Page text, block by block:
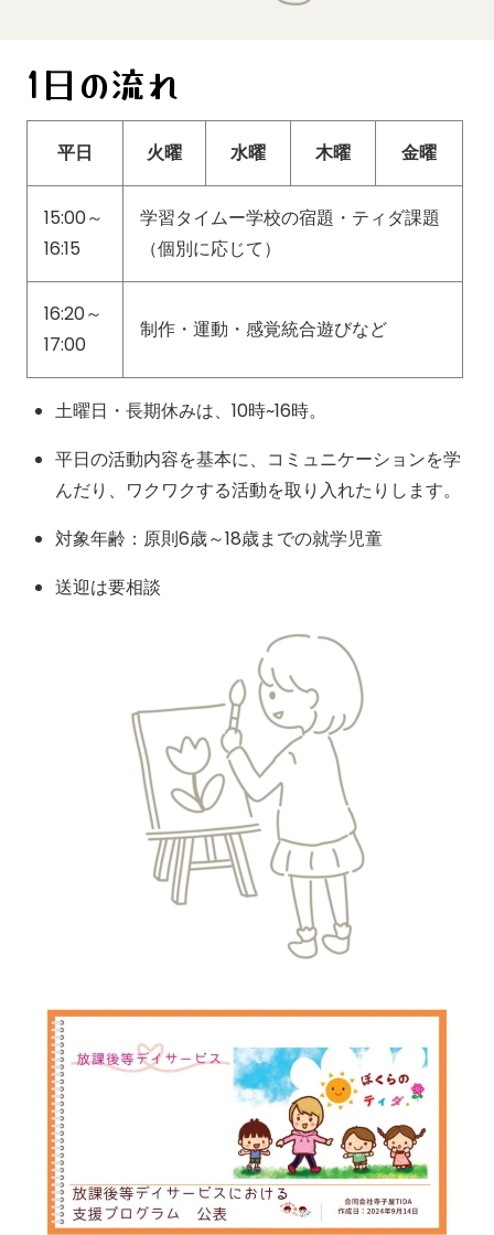
1日の流れ
平日 火曜 水曜 木曜 金曜
15:00～
16:15
学習タイムー学校の宿題・ティダ課題
（個別に応じて）
16:20～
17:00
制作・運動・感覚統合遊びなど
土曜日・長期休みは、10時~16時。
平日の活動内容を基本に、コミュニケーションを学
んだり、ワクワクする活動を取り入れたりします。
対象年齢：原則6歳～18歳までの就学児童
送迎は要相談